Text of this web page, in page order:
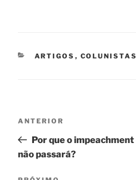
CATEGORIAS
ARTIGOS , COLUNISTAS
Post
Post
anterior
ANTERIOR
Por que o
não passará?